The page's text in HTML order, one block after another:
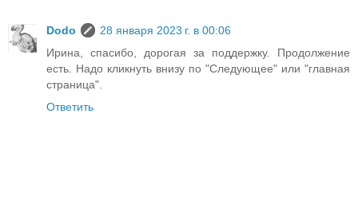
Dodo
28 января 2023 г. в 00:06
Ирина, спасибо, дорогая за поддержку. Продолжение
есть. Надо кликнуть внизу по "Следующее" или "главная
страница".
Ответить